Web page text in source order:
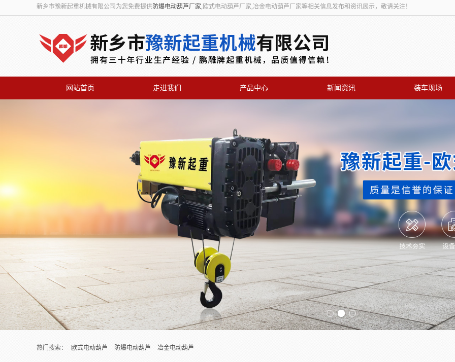
新乡市豫新起重机械有限公司为您免费提供防爆电动葫芦厂家,欧式电动葫芦厂家,冶金电动葫芦厂家等相关信息发布和资讯展示，敬请关注！
网站首页 走进我们 产品中心 新闻资讯 装车现场
热门搜索：
欧式电动葫芦 防爆电动葫芦 冶金电动葫芦